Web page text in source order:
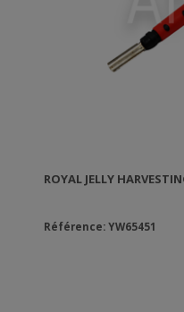
ROYAL JELLY
Référence: YW65451